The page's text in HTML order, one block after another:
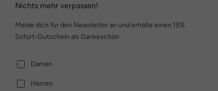
Nichts mehr verpassen!
Melde dich für den Newsletter an und erhalte einen 15%
Sofort-Gutschein als Dankeschön
Damen
Herren